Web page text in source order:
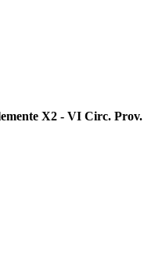
X2 - VI Circ.